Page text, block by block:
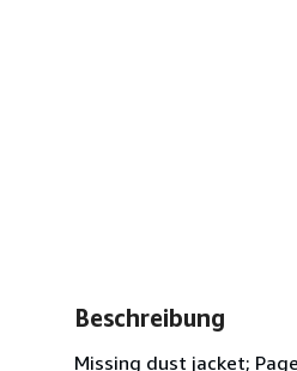
Beschreibung
Missing dust jacket;